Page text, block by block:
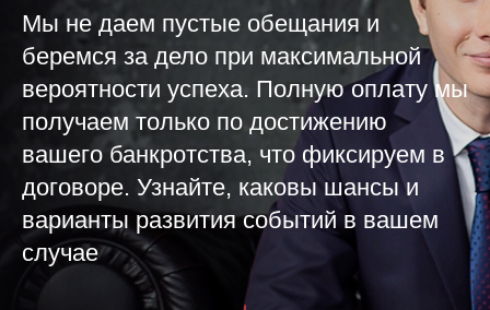
Мы не даем пустые обещания и
беремся за дело при максимальной
вероятности успеха. Полную оплату мы
получаем только по достижению
вашего банкротства, что фиксируем в
договоре. Узнайте, каковы шансы и
варианты развития событий в вашем
случае